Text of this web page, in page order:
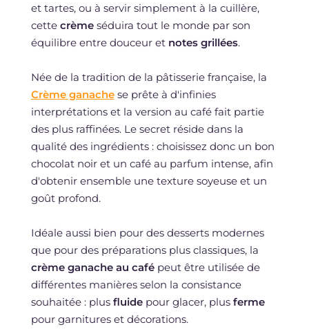
et tartes, ou à servir simplement à la cuillère,
cette crèmeséduira tout le monde par son
équilibre entre douceur et notes grillées.
Née de la tradition de la pâtisserie française, la
Crème ganachese prête à d'infinies
interprétations et la version au café fait partie
des plus raffinées. Le secret réside dans la
qualité des ingrédients : choisissez donc un bon
chocolat noir et un café au parfum intense, afin
d'obtenir ensemble une texture soyeuse et un
goût profond.
Idéale aussi bien pour des desserts modernes
que pour des préparations plus classiques, la
crème ganache au cafépeut être utilisée de
différentes manières selon la consistance
souhaitée : plus fluidepour glacer, plus ferme
pour garnitures et décorations.